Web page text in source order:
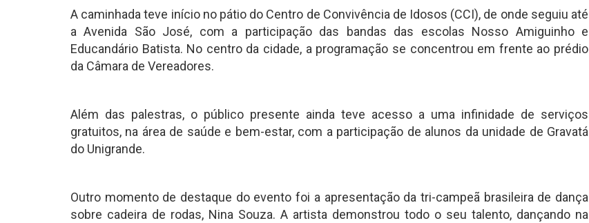
A caminhada teve início no pátio do Centro de Convivência de Idosos (CCI), de onde seguiu até
a Avenida São José, com a participação das bandas das escolas Nosso Amiguinho e
Educandário Batista. No centro da cidade, a programação se concentrou em frente ao prédio
da Câmara de Vereadores.
Além das palestras, o público presente ainda teve acesso a uma infinidade de serviços
gratuitos, na área de saúde e bem-estar, com a participação de alunos da unidade de Gravatá
do Unigrande.
Outro momento de destaque do evento foi a apresentação da tri-campeã brasileira de dança
sobre cadeira de rodas, Nina Souza. A artista demonstrou todo o seu talento, dançando na